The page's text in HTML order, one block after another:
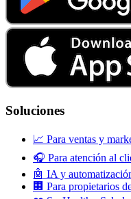
Soluciones
📈 Para ventas y
🎧 Para atención al
🤖 IA y
🏢 Para propietarios